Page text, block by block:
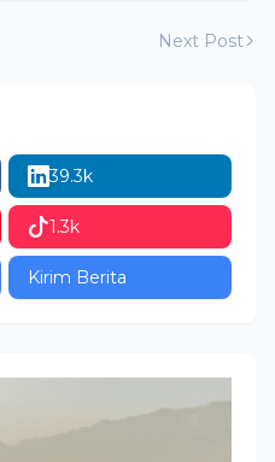
Next Post
39.3k
1.3k
Kirim Berita